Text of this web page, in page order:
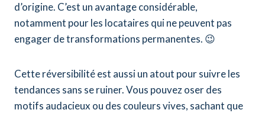
d’origine. C’est un avantage considérable,
notamment pour les locataires qui ne peuvent pas
engager de transformations permanentes. 😉
Cette réversibilité est aussi un atout pour suivre les
tendances sans se ruiner. Vous pouvez oser des
motifs audacieux ou des couleurs vives, sachant que